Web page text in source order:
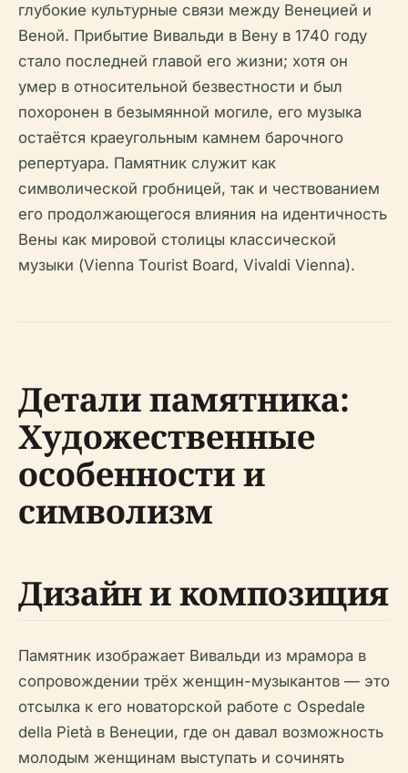
глубокие культурные связи между Венецией и
Веной. Прибытие Вивальди в Вену в 1740 году
стало последней главой его жизни; хотя он
умер в относительной безвестности и был
похоронен в безымянной могиле, его музыка
остаётся краеугольным камнем барочного
репертуара. Памятник служит как
символической гробницей, так и чествованием
его продолжающегося влияния на идентичность
Вены как мировой столицы классической
музыки (Vienna Tourist Board, Vivaldi Vienna).
Детали памятника:
Художественные
особенности и
символизм
Дизайн и композиция
Памятник изображает Вивальди из мрамора в
сопровождении трёх женщин-музыкантов — это
отсылка к его новаторской работе с Ospedale
della Pietà в Венеции, где он давал возможность
молодым женщинам выступать и сочинять